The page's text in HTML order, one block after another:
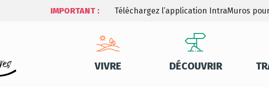
IMPORTANT : Téléchargez l’application IntraMuros
VIVRE DÉCOUVRIR